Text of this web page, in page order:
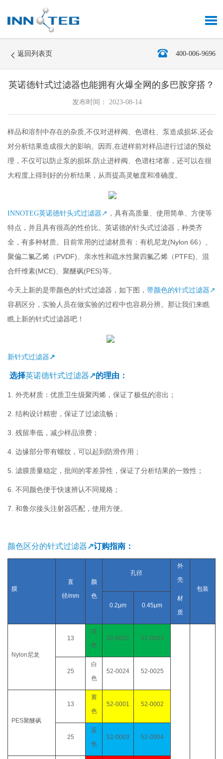
返回列表页 400-006-9696
英诺德针式过滤器也能拥有火爆全网的多巴胺穿搭？
发布时间： 2023-08-14
样品和溶剂中存在的杂质 不仅对进样阀、色谱柱、泵造成损坏 还会
对分析结果造成很大的影响。因而 在进样前对样品进行过滤的预处
理，不仅可以防止泵的损坏 防止进样阀、色谱柱堵塞，还可以在很
大程度上得到好的分析结果，从而提高灵敏度和准确度。
INNOTEG英诺德针头式过滤器 ↗ ， 具有高质量 使用简单
方便等
特点 ， 并且具有很高的性价比。英诺德的针头式过滤器 ， 种类齐
全 ， 有多种材质。目前常用的过滤材质有 ： 有机尼龙(Nylon 66）、
聚偏二氟乙烯（PVDF) 、亲水性和疏水性聚四氟乙烯（PTFE) 、混
合纤维素(MCE) 、聚醚砜(PES)等。
今天上新的是带颜色的针式过滤器，如下图， 带颜色的针式过滤器 ↗
容易区分，实验人员在做实验的过程中也容易分辨。那让我们来瞧
瞧上新的针式过滤器吧！
新针式过滤器 ↗
选择英诺德针式过滤器↗的理由：
1. 外壳材质：优质卫生级聚丙烯，保证了极低的溶出；
2. 结构设计精密，保证了过滤流畅；
3. 残留率低，减少样品浪费；
4. 边缘部分带有螺纹，可以起到防滑作用；
5. 滤膜质量稳定，批间的零差异性，保证了分析结果的一致性；
6. 不同颜色便于快速辨认不同规格；
7. 和鲁尔接头注射器匹配，使用方便。
颜色区分的针式过滤器↗订购指南：
膜
直
径/mm
颜
色
孔径
外
壳
包装
0.2μm 0.45μm
材
质
Nylon尼龙
13
绿
色
52-0022 52-0023
25
白
色
52-0024 52-0025
PES聚醚砜
13
黄
色
52-0001 52-0002
25
蓝
色
52-0003 52-0004